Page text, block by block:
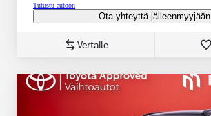
Tutustu autoon
Ota yhteyttä jälleenmyyjään
Vertaile